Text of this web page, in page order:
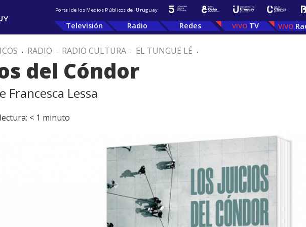
Portal de los Medios Públicos del Uruguay
Televisión Radio Redes TV
. RADIO . RADIO CULTURA . EL TUNGUE LÉ .
del Cóndor
Lessa
< 1 minuto